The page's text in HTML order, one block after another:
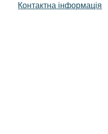
Контактна інформація